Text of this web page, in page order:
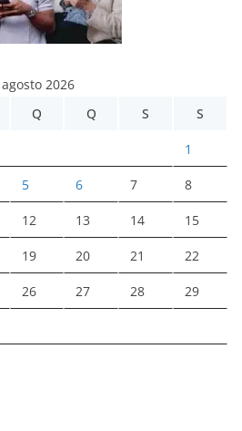
agosto 2026
Q Q S S
1
5 6 7 8
12 13 14 15
19 20 21 22
26 27 28 29